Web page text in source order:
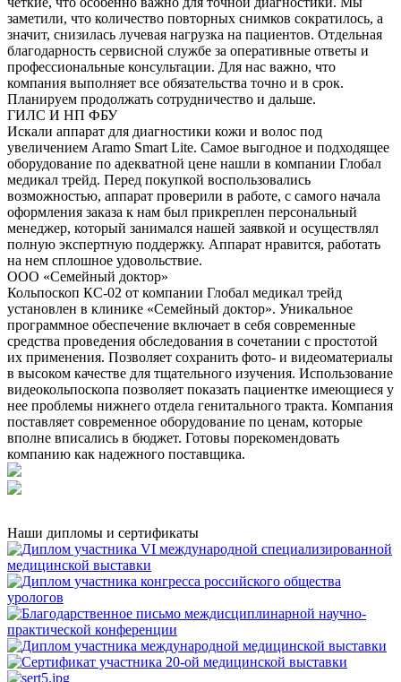
заметили, что количество повторных снимков сократилось, а
значит, снизилась лучевая нагрузка на пациентов. Отдельная
благодарность сервисной службе за оперативные ответы и
профессиональные консультации. Для нас важно, что
компания выполняет все обязательства точно и в срок.
Планируем продолжать сотрудничество и дальше.
ГИЛС И НП ФБУ
Искали аппарат для диагностики кожи и волос под
увеличением Aramo Smart Lite. Самое выгодное и подходящее
оборудование по адекватной цене нашли в компании Глобал
медикал трейд. Перед покупкой воспользовались
возможностью, аппарат проверили в работе, с самого начала
оформления заказа к нам был прикреплен персональный
менеджер, который занимался нашей заявкой и осуществлял
полную экспертную поддержку. Аппарат нравится, работать
на нем сплошное удовольствие.
ООО «Семейный доктор»
Кольпоскоп КС-02 от компании Глобал медикал трейд
установлен в клинике «Семейный доктор». Уникальное
программное обеспечение включает в себя современные
средства проведения обследования в сочетании с простотой
их применения. Позволяет сохранить фото- и видеоматериалы
в высоком качестве для тщательного изучения. Использование
видеокольпоскопа позволяет показать пациентке имеющиеся у
нее проблемы нижнего отдела генитального тракта. Компания
поставляет современное оборудование по ценам, которые
вполне вписались в бюджет. Готовы порекомендовать
компанию как надежного поставщика.
Наши дипломы и сертификаты